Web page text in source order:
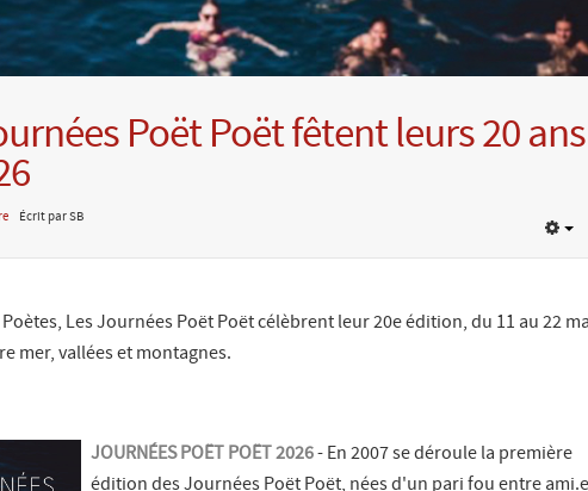
Poët Poët fêtent leurs 20 ans
Écrit par SB
Les Journées Poët Poët célèbrent leur 20e édition, du 11 au 22
mer, vallées et montagnes.
JOURNÉES POËT POËT 2026- En 2007 se déroule la première
édition des Journées Poët Poët, nées d'un pari fou entre